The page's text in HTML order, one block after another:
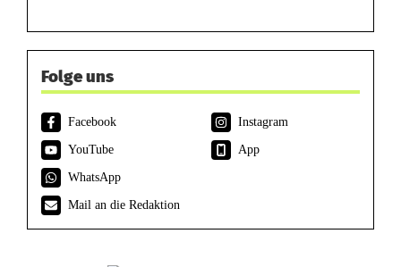
Folge uns
Facebook
Instagram
YouTube
App
WhatsApp
Mail an die Redaktion